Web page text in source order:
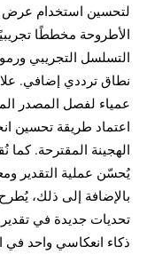
لتحسين استخدام عرض
الأطروحة مخططًا
التسلسل التجريبي
نطاق ترددي إضافي.
اعتماد طريقة تحسين
الهجينة المقترحة.
يُحسّن عملية التقدير
تحديات جديدة في
ذكاء انعكاسي واحد في